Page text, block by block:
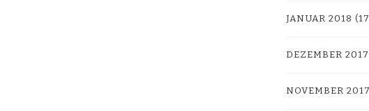
JANUAR 2018
DEZEMBER 2017
NOVEMBER 2017